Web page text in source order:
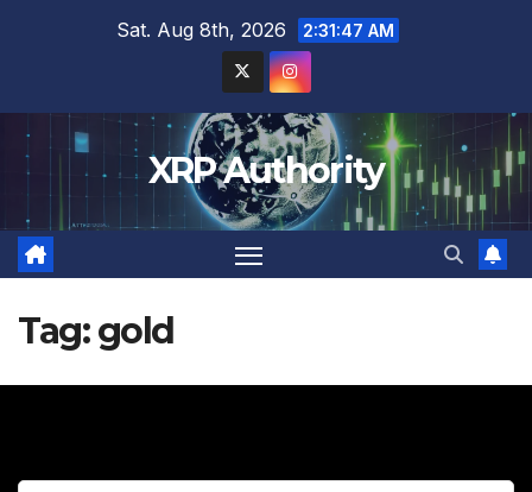
Sat. Aug 8th, 2026 2:31:48 AM
XRP Authority
Tag:gold